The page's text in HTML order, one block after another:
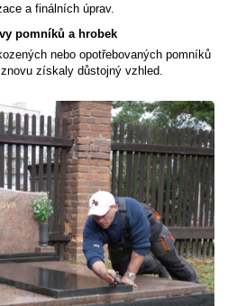
a finálních úprav.
pomníků a hrobek
nebo opotřebovaných pomníků
získaly důstojný vzhled.